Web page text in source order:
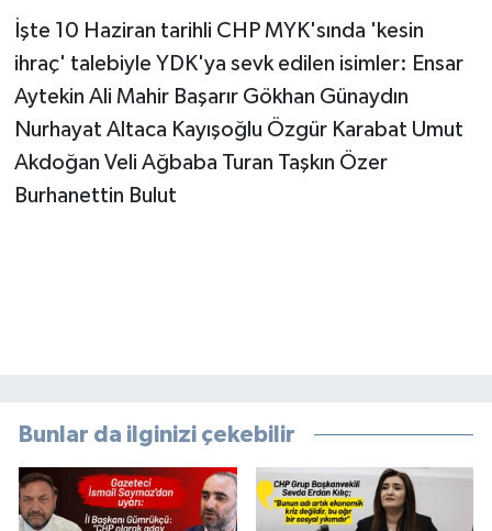
İşte 10 Haziran tarihli CHP MYK'sında 'kesin
ihraç' talebiyle YDK'ya sevk edilen isimler: Ensar
Aytekin Ali Mahir Başarır Gökhan Günaydın
Nurhayat Altaca Kayışoğlu Özgür Karabat Umut
Akdoğan Veli Ağbaba Turan Taşkın Özer
Burhanettin Bulut
Bunlar da ilginizi çekebilir